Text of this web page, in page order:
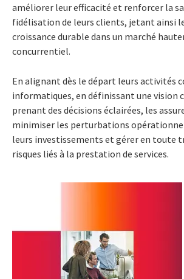
améliorer leur efficacité et renforcer la
fidélisation de leurs clients, jetant ainsi
croissance durable dans un marché
concurrentiel.
En alignant dès le départ leurs activités
informatiques, en définissant une vision
prenant des décisions éclairées, les
minimiser les perturbations
leurs investissements et gérer en toute
risques liés à la prestation de services.